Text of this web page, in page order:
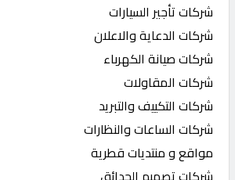
QHOST
شركات تأجير السيارات
شركات الدعاية والاعلان
شركات صيانة الكهرباء
شركات المقاولات
شركات التكييف والتبريد
شركات الساعات والنظارات
مواقع و منتديات قطرية